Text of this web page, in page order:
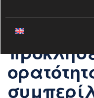
Πατρών: